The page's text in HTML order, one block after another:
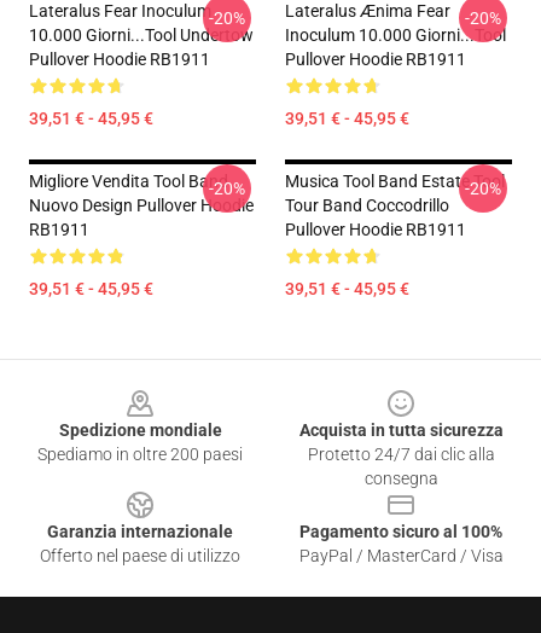
Lateralus Fear Inoculum
10.000 Giorni...tool Undertow
Pullover Hoodie RB1911
39,51 € - 45,95 €
-20%
Lateralus Ænima Fear
Inoculum 10.000 Giorni...tool
Pullover Hoodie RB1911
39,51 € - 45,95 €
-20%
Migliore Vendita Tool Band
Nuovo Design Pullover Hoodie
RB1911
39,51 € - 45,95 €
-20%
Musica Tool Band Estate Tool
Tour Band Coccodrillo
Pullover Hoodie RB1911
39,51 € - 45,95 €
-20%
Spedizione mondiale
Spediamo in oltre 200 paesi
Acquista in tutta sicurezza
Protetto 24/7 dai clic alla
consegna
Garanzia internazionale
Offerto nel paese di utilizzo
Pagamento sicuro al 100%
PayPal / MasterCard / Visa